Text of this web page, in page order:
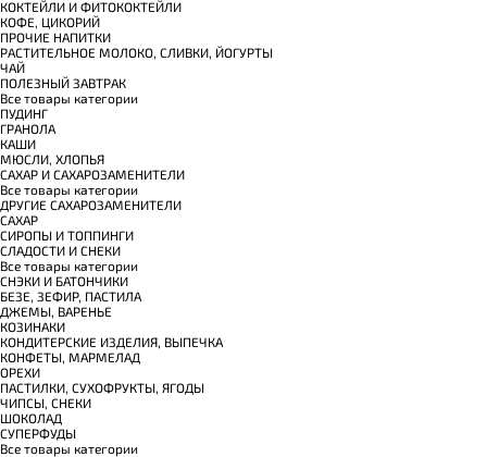
КОКТЕЙЛИ И ФИТОКОКТЕЙЛИ
КОФЕ, ЦИКОРИЙ
ПРОЧИЕ НАПИТКИ
РАСТИТЕЛЬНОЕ МОЛОКО, СЛИВКИ, ЙОГУРТЫ
ЧАЙ
ПОЛЕЗНЫЙ ЗАВТРАК
Все товары категории
ПУДИНГ
ГРАНОЛА
КАШИ
МЮСЛИ, ХЛОПЬЯ
САХАР И САХАРОЗАМЕНИТЕЛИ
Все товары категории
ДРУГИЕ САХАРОЗАМЕНИТЕЛИ
САХАР
СИРОПЫ И ТОППИНГИ
СЛАДОСТИ И СНЕКИ
Все товары категории
СНЭКИ И БАТОНЧИКИ
БЕЗЕ, ЗЕФИР, ПАСТИЛА
ДЖЕМЫ, ВАРЕНЬЕ
КОЗИНАКИ
КОНДИТЕРСКИЕ ИЗДЕЛИЯ, ВЫПЕЧКА
КОНФЕТЫ, МАРМЕЛАД
ОРЕХИ
ПАСТИЛКИ, СУХОФРУКТЫ, ЯГОДЫ
ЧИПСЫ, СНЕКИ
ШОКОЛАД
СУПЕРФУДЫ
Все товары категории